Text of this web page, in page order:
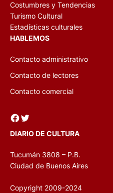
Costumbres y Tendencias
Turismo Cultural
Estadísticas culturales
HABLEMOS
Contacto administrativo
Contacto de lectores
Contacto comercial
Facebook Twitter
DIARIO DE CULTURA
Tucumán 3808 – P.B.
Ciudad de Buenos Aires
Copyright 2009-2024